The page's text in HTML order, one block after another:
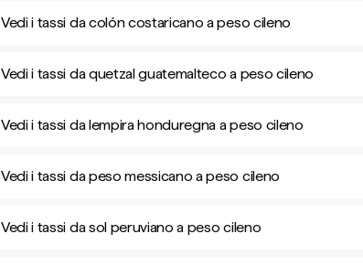
Vedi i tassi da colón costaricano a peso cileno
Vedi i tassi da quetzal guatemalteco a peso cileno
Vedi i tassi da lempira honduregna a peso cileno
Vedi i tassi da peso messicano a peso cileno
Vedi i tassi da sol peruviano a peso cileno